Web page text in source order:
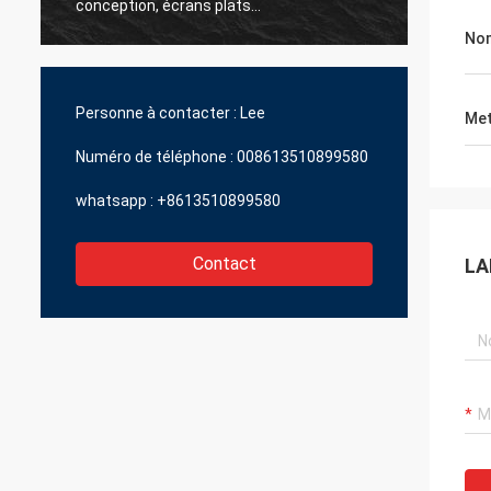
conception, écrans plats
impressionnants, produits fiables.
l'aide
de
Personne à contacter : Lee
Numéro de téléphone : 008613510899580
whatsapp : +8613510899580
Contact